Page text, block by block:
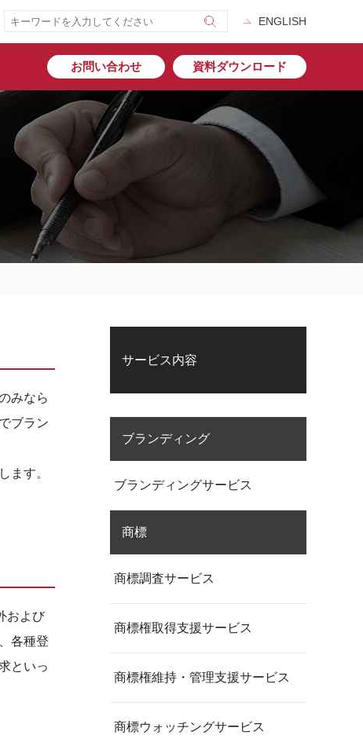
お問い合わせ 資料ダウンロード
ENGLISH
みなら
ブラン
ます。
および
各種登
といっ
サービス内容
ブランディング
ブランディングサービス
商標
商標調査サービス
商標権取得支援サービス
商標権維持・管理支援サービス
商標ウォッチングサービス